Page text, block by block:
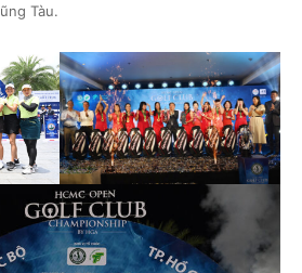
Tàu.